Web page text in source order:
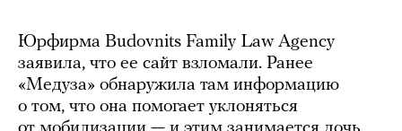
Юрфирма Budovnits Family Law Agency
заявила, что ее сайт взломали. Ранее
«Медуза» обнаружила там информацию
о том, что она помогает уклоняться